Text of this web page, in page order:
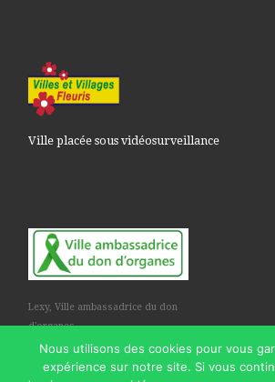
Ville placée sous vidéosurveillance
Lexy, Ville ambassadrice du don
d'organes
Nous utilisons des cookies pour vous
expérience sur notre site. Si vous